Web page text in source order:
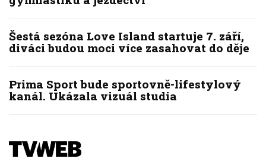
Šestá sezóna Love Island startuje 7. září,
diváci budou moci více zasahovat do děje
Prima Sport bude sportovně-lifestylový
kanál. Ukázala vizuál studia